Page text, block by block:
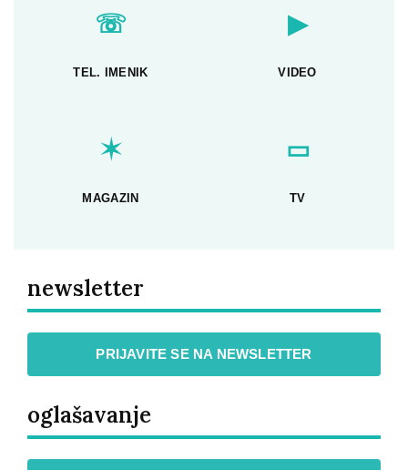
☏
TEL. IMENIK
▶
VIDEO
✶
MAGAZIN
▭
TV
newsletter
PRIJAVITE SE NA NEWSLETTER
oglašavanje